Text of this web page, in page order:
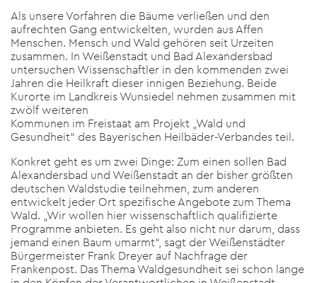
Als unsere Vorfahren die Bäume verließen und den
aufrechten Gang entwickelten, wurden aus Affen
Menschen. Mensch und Wald gehören seit Urzeiten
zusammen. In Weißenstadt und Bad Alexandersbad
untersuchen Wissenschaftler in den kommenden zwei
Jahren die Heilkraft dieser innigen Beziehung. Beide
Kurorte im Landkreis Wunsiedel nehmen zusammen mit
zwölf weiteren
Kommunen im Freistaat am Projekt „Wald und
Gesundheit“ des Bayerischen Heilbäder-Verbandes teil.
Konkret geht es um zwei Dinge: Zum einen sollen Bad
Alexandersbad und Weißenstadt an der bisher größten
deutschen Waldstudie teilnehmen, zum anderen
entwickelt jeder Ort spezifische Angebote zum Thema
Wald. „Wir wollen hier wissenschaftlich qualifizierte
Programme anbieten. Es geht also nicht nur darum, dass
jemand einen Baum umarmt“, sagt der Weißenstädter
Bürgermeister Frank Dreyer auf Nachfrage der
Frankenpost. Das Thema Waldgesundheit sei schon lange